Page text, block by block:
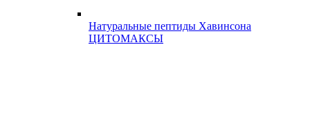
Натуральные пептиды Хавинсона
ЦИТОМАКСЫ